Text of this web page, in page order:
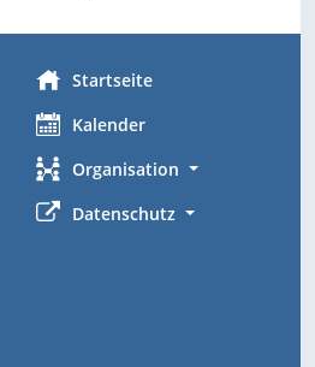
Startseite
Kalender
Organisation
Datenschutz